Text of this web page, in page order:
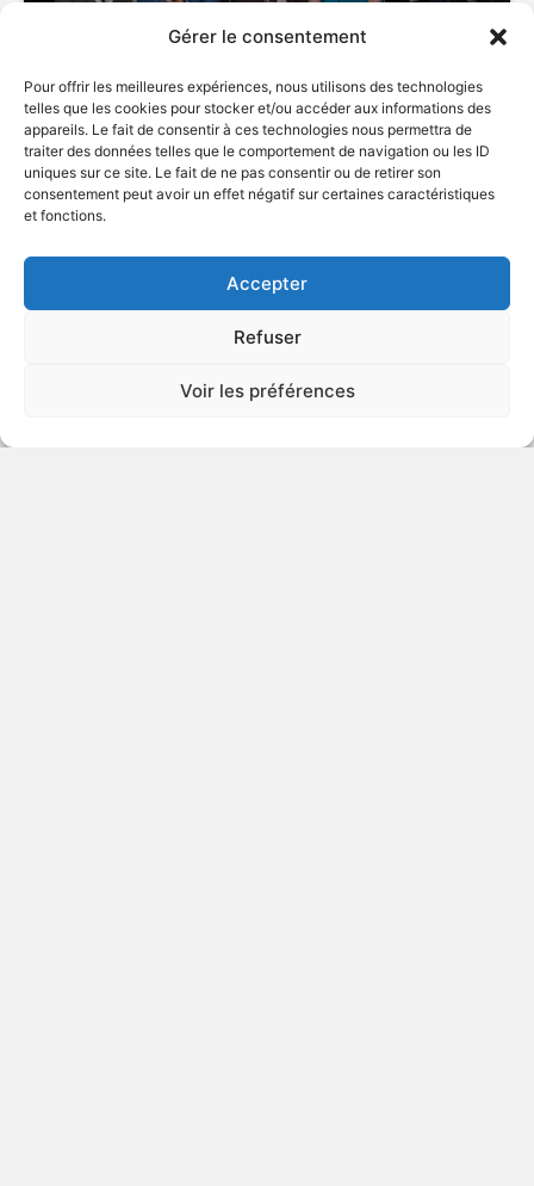
Gérer le consentement
Pour offrir les meilleures expériences, nous utilisons des technologies
telles que les cookies pour stocker et/ou accéder aux informations des
appareils. Le fait de consentir à ces technologies nous permettra de
traiter des données telles que le comportement de navigation ou les ID
uniques sur ce site. Le fait de ne pas consentir ou de retirer son
consentement peut avoir un effet négatif sur certaines caractéristiques
et fonctions.
Accepter
Refuser
Voir les préférences
2016 Drame
La haute société